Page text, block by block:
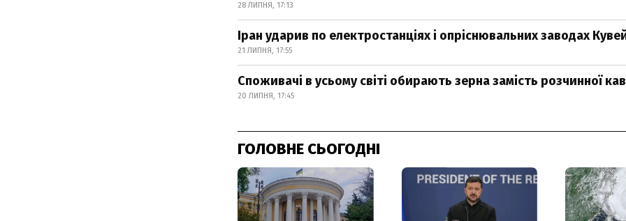
28 ЛИПНЯ, 17:13
Іран ударив по електростанціях і опріснювальних заводах
21 ЛИПНЯ, 17:55
Споживачі в усьому світі обирають зерна замість розчинної
20 ЛИПНЯ, 17:45
ГОЛОВНЕ СЬОГОДНІ